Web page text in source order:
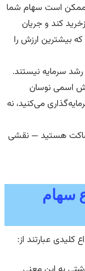
ممکن است سهام شما
(مثلاً 25 دلار) بازخرید کند و جریان
که بیشترین ارزش را
رشد سرمایه نیستند.
اسمی نوسان
می‌کنید، نه
هستید — نقشی
سهام
عبارتند از: